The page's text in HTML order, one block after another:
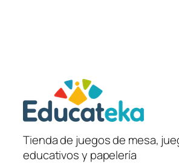
Tienda de juegos de mesa,
educativos y papelería